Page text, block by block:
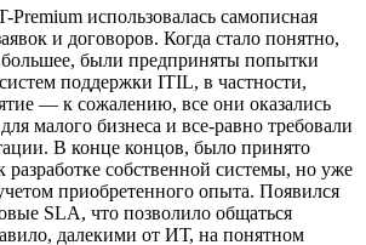
Premium использовалась самописная
и договоров. Когда стало понятно,
большее, были предприняты попытки
поддержки ITIL, в частности,
— к сожалению, все они оказались
малого бизнеса и все-равно требовали
В конце концов, было принято
разработке собственной системы, но уже
приобретенного опыта. Появился
SLA, что позволило общаться
далекими от ИТ, на понятном